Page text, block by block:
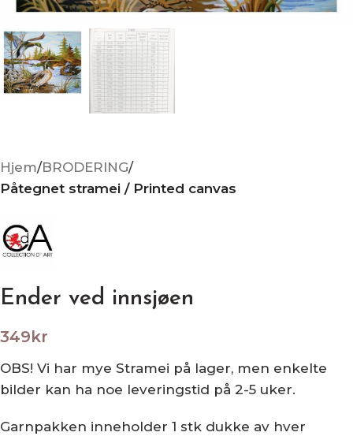
Hjem BRODERING
Påtegnet stramei / Printed canvas
Ender ved innsjøen
349kr
OBS! Vi har mye Stramei på lager, men enkelte
bilder kan ha noe leveringstid på 2-5 uker.
Garnpakken inneholder 1 stk dukke av hver